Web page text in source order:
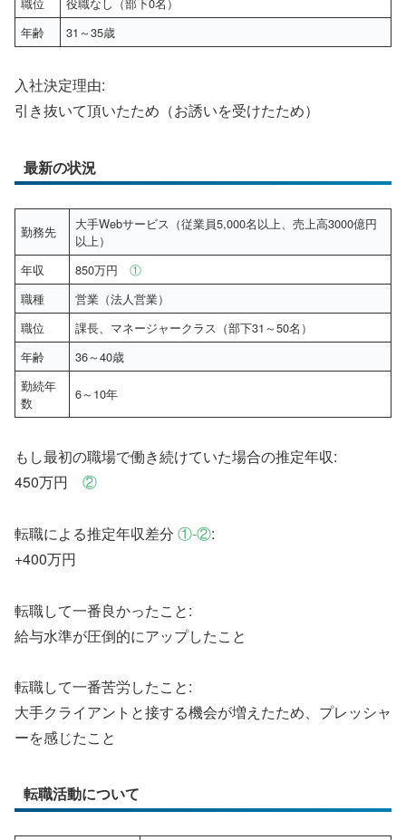
年齢
31～35歳
入社決定理由:
引き抜いて頂いたため（お誘いを受けたため）
最新の状況
勤務先
大手Webサービス（従業員5,000名以上、売上高3000億円
以上）
年収
850万円①
職種
営業（法人営業）
職位
課長、マネージャークラス（部下31～50名）
年齢
36～40歳
勤続年
数
6～10年
もし最初の職場で働き続けていた場合の推定年収:
450万円 ②
転職による推定年収差分 ①-②:
+400万円
転職して一番良かったこと:
給与水準が圧倒的にアップしたこと
転職して一番苦労したこと:
大手クライアントと接する機会が増えたため、プレッシャ
ーを感じたこと
転職活動について